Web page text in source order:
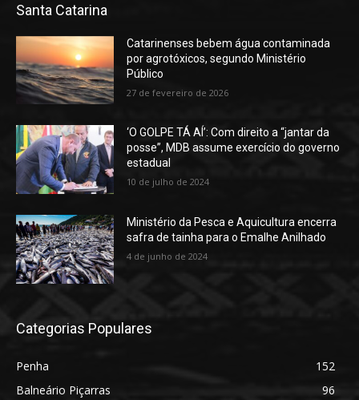
Santa Catarina
Catarinenses bebem água contaminada
por agrotóxicos, segundo Ministério
Público
27 de fevereiro de 2026
‘O GOLPE TÁ AÍ’: Com direito a “jantar da
posse”, MDB assume exercício do governo
estadual
10 de julho de 2024
Ministério da Pesca e Aquicultura encerra
safra de tainha para o Emalhe Anilhado
4 de junho de 2024
Categorias Populares
Penha
152
Balneário Piçarras
96